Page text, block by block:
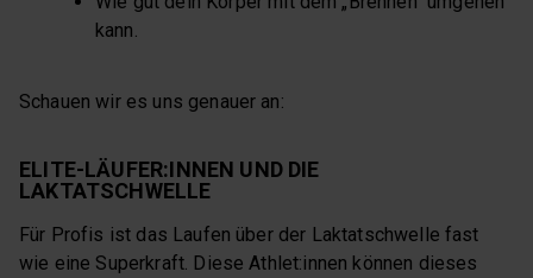
kann.
Schauen wir es uns genauer an:
ELITE-LÄUFER:INNEN UND DIE
LAKTATSCHWELLE
Für Profis ist das Laufen über der Laktatschwelle fast
wie eine Superkraft. Diese Athlet:innen können dieses